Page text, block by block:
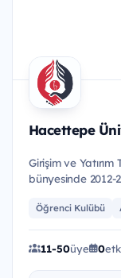
Girişim ve
bünyesinde 2012-
Öğrenci Kulübü
11-50üye 0